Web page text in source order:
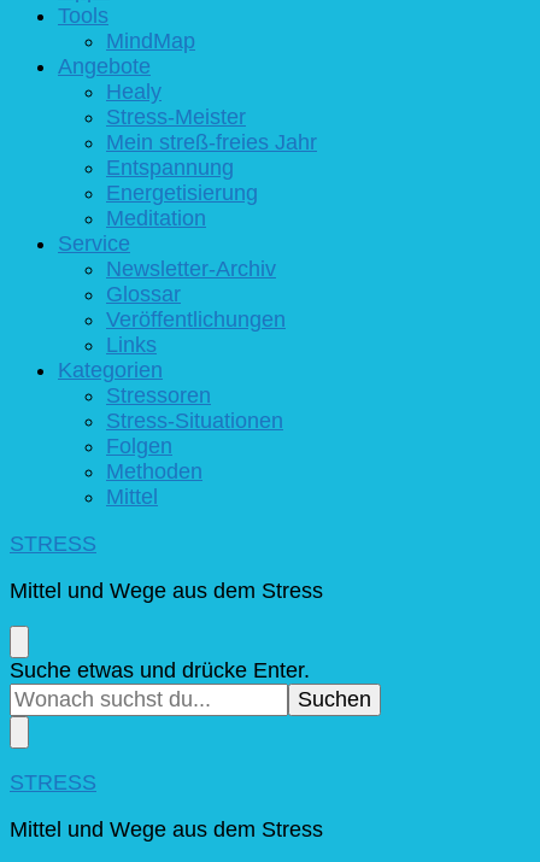
Tools
MindMap
Angebote
Healy
Stress-Meister
Mein streß-freies Jahr
Entspannung
Energetisierung
Meditation
Service
Newsletter-Archiv
Glossar
Veröffentlichungen
Links
Kategorien
Stressoren
Stress-Situationen
Folgen
Methoden
Mittel
STRESS
Mittel und Wege aus dem Stress
Suchst
du
nach
etwas?
Suche etwas und drücke Enter.
STRESS
Mittel und Wege aus dem Stress